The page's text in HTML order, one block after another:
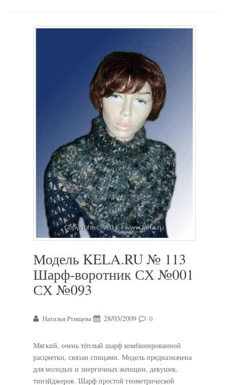
Модель KELA.RU № 113
Шарф-воротник СХ №001
СХ №093
Наталья Ртищева 28/03/2009 0
Мягкий, очень тёплый шарф комбинированной
расцветки, связан спицами. Модель предназначена
для молодых и энергичных женщин, девушек,
тинэйджеров. Шарф простой геометрической